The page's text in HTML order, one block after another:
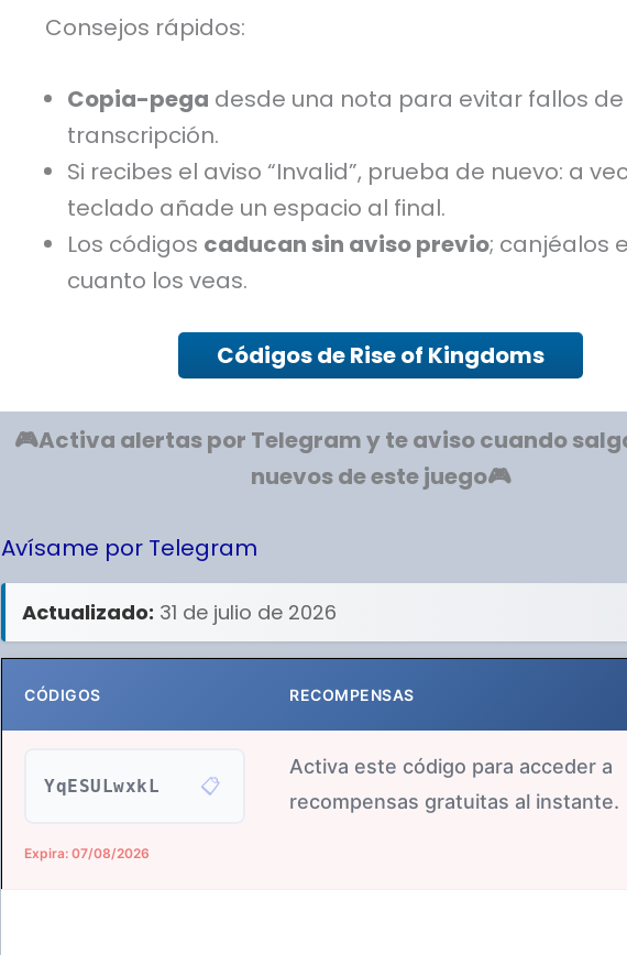
Consejos rápidos:
Copia-pega desde una nota para evitar fallos de
transcripción.
Si recibes el aviso “Invalid”, prueba de nuevo: a
teclado añade un espacio al final.
Los códigos caducan sin aviso previo; canjéalos
cuanto los veas.
Códigos de Rise of Kingdoms
🎮Activa alertas por Telegram y te aviso cuando
nuevos de este juego🎮
Avísame por Telegram
Actualizado: 31 de julio de 2026
CÓDIGOS RECOMPENSAS
YqESULwxkL 📋
Expira: 07/08/2026
Activa este código para acceder a
recompensas gratuitas al instante.